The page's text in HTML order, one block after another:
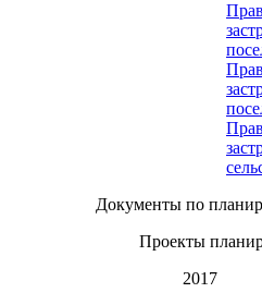
Документы по
Проекты
2017